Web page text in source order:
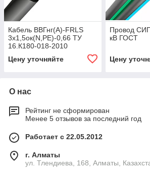
Кабель ВВГнг(А)-FRLS
3х1,5ок(N,PE)-0,66 ТУ
16.К180-018-2010
Цену уточняйте
Провод
кВ ГОСТ
Цену
О нас
Рейтинг не сформирован
Менее 5 отзывов за последний год
Работает с 22.05.2012
г. Алматы
ул. Тлендиева, 168, Алматы,